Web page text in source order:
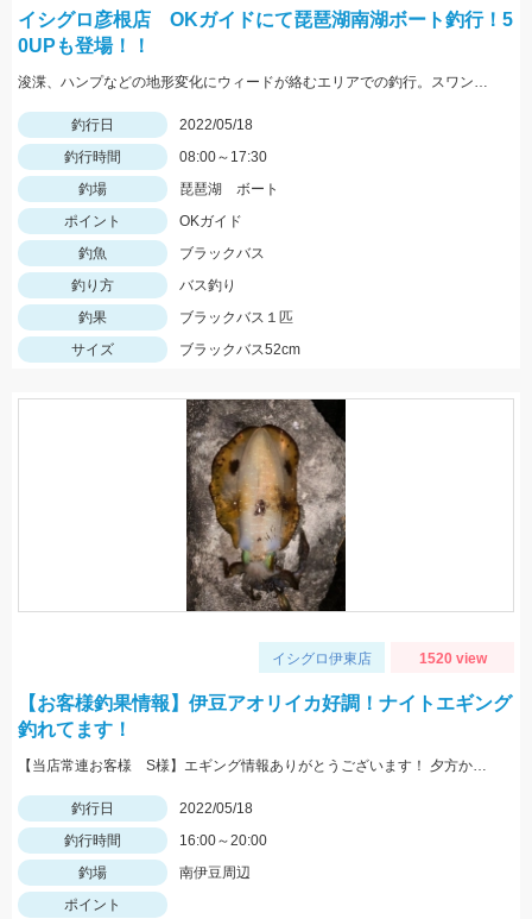
イシグロ彦根店 OKガイドにて琵琶湖南湖ボート釣行！5
0UPも登場！！
浚渫、ハンプなどの地形変化にウィードが絡むエリアでの釣行。スワンプクローラーでの釣果でした。
釣行日
2022/05/18
釣行時間
08:00～17:30
釣場
琵琶湖 ボート
ポイント
OKガイド
釣魚
ブラックバス
釣り方
バス釣り
釣果
ブラックバス１匹
サイズ
ブラックバス52cm
イシグロ伊東店 1520 view
【お客様釣果情報】伊豆アオリイカ好調！ナイトエギング
釣れてます！
【当店常連お客様 S様】エギング情報ありがとうございます！ 夕方から夜にかけての時間帯で800ｇサイズゲット！
釣行日
2022/05/18
釣行時間
16:00～20:00
釣場
南伊豆周辺
ポイント